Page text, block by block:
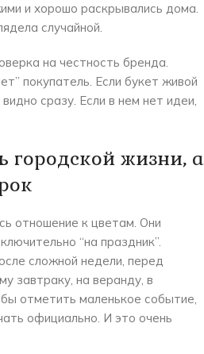
и хорошо раскрывались дома.
случайной.
на честность бренда.
покупатель. Если букет живой
сразу. Если в нем нет идеи,
городской жизни, а
отношение к цветам. Они
“на праздник”.
сложной недели, перед
завтраку, на веранду, в
отметить маленькое событие,
официально. И это очень